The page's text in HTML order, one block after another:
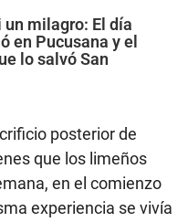
un milagro: El día
en Pucusana y el
lo salvó San
posterior de
que los limeños
en el comienzo
experiencia se vivía